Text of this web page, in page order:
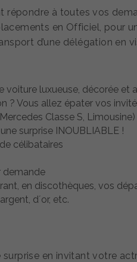
répondre à toutes vos
en Officiel, pour
d’une délégation en
voiture luxueuse, décorée et
? Vous allez épater vos
Classe S, Limousine)
surprise INOUBLIABLE !
célibataires
demande
en discothèques, vos
d´or, etc.
surprise en invitant votre